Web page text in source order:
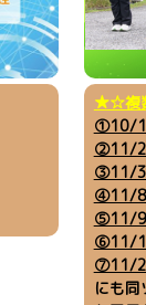
★☆複
①10/
②11/
③11/
④11/
⑤11/
⑥11/
⑦11/
にも同